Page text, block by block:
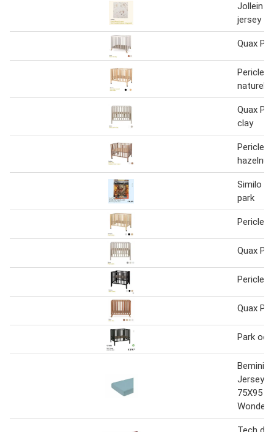
Jollein
jersey
Quax
Pericles
naturel
Quax
clay
Pericles
Similo
park
Pericles
Quax
Pericles
Quax
Park
Bemini
Jersey
75X95
Wonder